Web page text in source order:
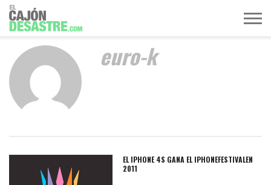
TELEVISIÓN
ACTUALIDAD
EUROVISIÓN euro-k
EL IPHONE 4S GANA EL IPHONEFESTIVALEN
2011